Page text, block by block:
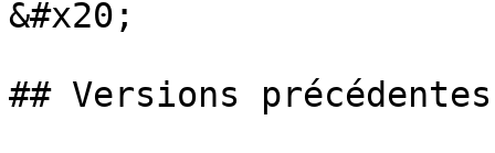
&#x20;
## Versions précédentes